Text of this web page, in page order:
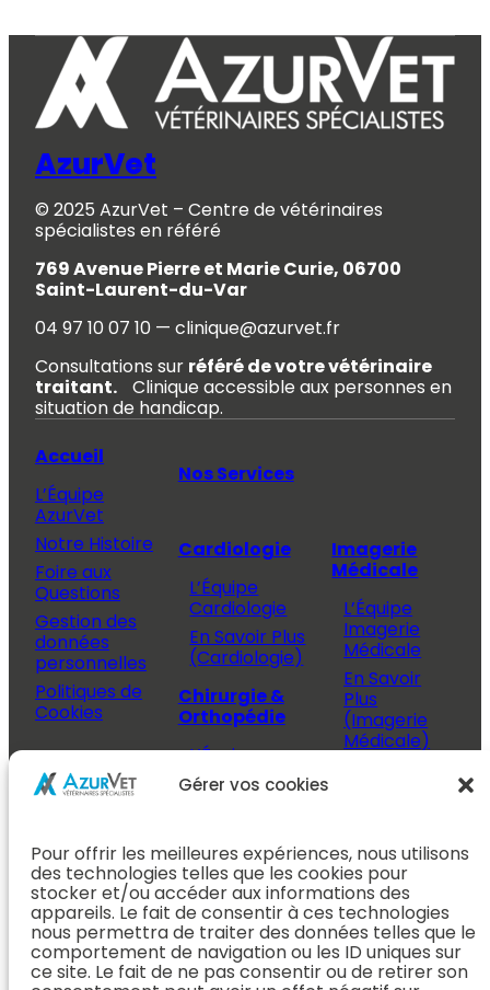
Gérer vos cookies
Pour offrir les meilleures expériences, nous utilisons
des technologies telles que les cookies pour
stocker et/ou accéder aux informations des
appareils. Le fait de consentir à ces technologies
nous permettra de traiter des données telles que le
comportement de navigation ou les ID uniques sur
ce site. Le fait de ne pas consentir ou de retirer son
AzurVet
© 2025 AzurVet – Centre de vétérinaires
spécialistes en référé
769 Avenue Pierre et Marie Curie, 06700
Saint-Laurent-du-Var
04 97 10 07 10 — clinique@azurvet.fr
Consultations sur référé de votre vétérinaire
traitant. Clinique accessible aux personnes en
situation de handicap.
Accueil
L’Équipe
AzurVet
Notre Histoire
Foire aux
Questions
Gestion des
données
personnelles
Politiques de
Cookies
Propriétaire
Prendre
rendez-vous
Après mon
rendez-vous
Nos Services
Cardiologie
L’Équipe
Cardiologie
En Savoir Plus
(Cardiologie)
Chirurgie &
Orthopédie
L’Équipe
Chirurgie &
Orthopédie
(Chirurgie &
Orthopédie)
Dentisterie &
ORL
L’Équipe
Imagerie
Médicale
L’Équipe
Imagerie
Médicale
En Savoir
Plus
(Imagerie
Médicale)
Médecine
Interne
En Savoir
Plus
(Médecine
Interne)